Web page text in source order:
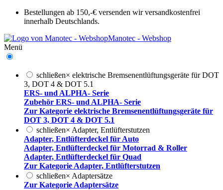
Bestellungen ab 150,-€ versenden wir versandkostenfrei
innerhalb Deutschlands.
Manotec - Webshop
Menü
schließen× elektrische Bremsenentlüftungsgeräte für DOT
3, DOT 4 & DOT 5.1
ERS- und ALPHA- Serie
Zubehör ERS- und ALPHA- Serie
Zur Kategorie elektrische Bremsenentlüftungsgeräte für
DOT 3, DOT 4 & DOT 5.1
schließen× Adapter, Entlüfterstutzen
Adapter, Entlüfterdeckel für Auto
Adapter, Entlüfterdeckel für Motorrad & Roller
Adapter, Entlüfterdeckel für Quad
Zur Kategorie Adapter, Entlüfterstutzen
schließen× Adaptersätze
Zur Kategorie Adaptersätze